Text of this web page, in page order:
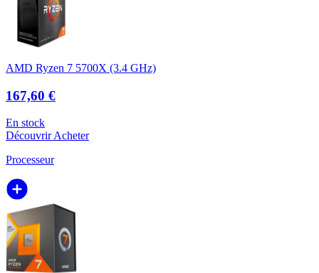
AMD Ryzen 7 5700X (3.4 GHz)
167,60 €
En stock
DécouvrirAcheter
Processeur